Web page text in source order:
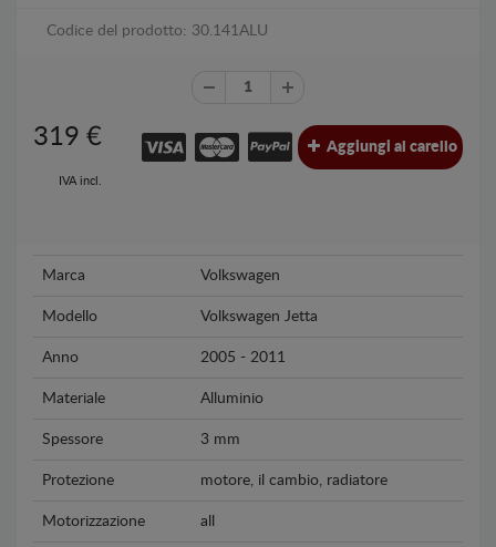
Codice del prodotto: 30.141ALU
319 €
IVA incl.
Aggiungi al carello
Marca Volkswagen
Modello Volkswagen Jetta
Anno 2005 - 2011
Materiale Alluminio
Spessore 3 mm
Protezione motore, il cambio, radiatore
Motorizzazione all